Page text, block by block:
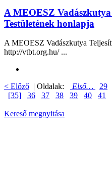
A MEOESZ
Testületének honlapja
A MEOESZ Vadászkutya
http://vtbt.org.hu/ ...
< Előző | Oldalak: Első… 29
[35]
36 37 38 39 40 41
Kereső megnyitása